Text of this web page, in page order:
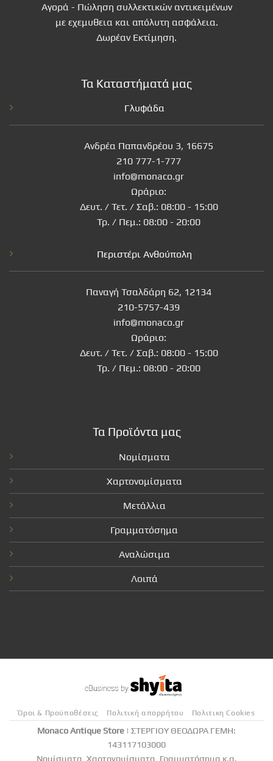
Αγορά - Πώληση συλλεκτικών αντικειμένων
με εχεμυθεια και απόλυτη ασφάλεια.
Δωρέαν Εκτίμηση.
Τα Καταστήματά μας
Γλυφάδα
Ανδρέα Παπανδρέου 3, 16675
210 777-1-777
info@monaco.gr
Ωράριο:
Δευτ. / Τετ. / Σαβ.: 08:00 - 15:00
Τρ. / Πεμ.: 08:00 - 20:00
Περιστέρι Ανθούπολη
Παναγή Τσαλδάρη 62, 12134
210-5757-439
info@monaco.gr
Ωράριο:
Δευτ. / Τετ. / Σαβ.: 08:00 - 15:00
Τρ. / Πεμ.: 08:00 - 20:00
Τα Προϊόντα μας
Νομίσματα
Χαρτονομίσματα
Μετάλλια
Γραμματόσημα
Αναλώσιμα
Λοιπά
Όροι & Προϋποθέσεις Πολιτική απορρήτου Πολιτικη Cookies
Monaco Antique Store | ΣΤΕΡΓΙΟΥ ΘΕΟΔΩΡΑ ΓΕΜΗ:
143117103000
Νομίσματα, Χαρτονομίσματα, Γραμματόσημα κ.α.